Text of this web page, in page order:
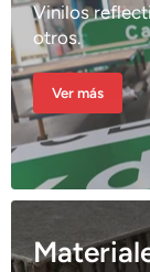
Vinilos
otros.
Ver más